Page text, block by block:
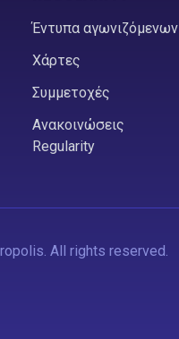
Έντυπα αγωνιζόμενων
Χάρτες
Συμμετοχές
Ανακοινώσεις
Regularity
All rights reserved.